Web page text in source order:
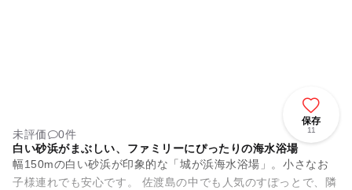
保存
11
未評価
0件
白い砂浜がまぶしい、ファミリーにぴったりの海水浴場
幅150mの白い砂浜が印象的な「城が浜海水浴場」。小さなお
子様連れでも安心です。 佐渡島の中でも人気のすぽっとで、隣